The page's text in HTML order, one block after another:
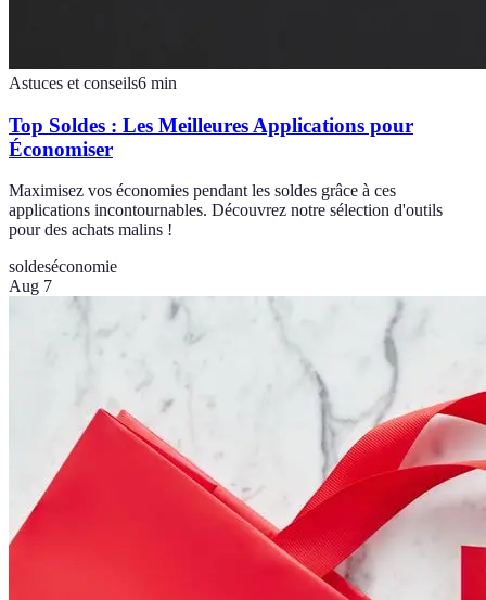
Astuces et conseils6 min
Top Soldes : Les Meilleures Applications pour
Économiser
Maximisez vos économies pendant les soldes grâce à ces
applications incontournables. Découvrez notre sélection d'outils
pour des achats malins !
soldeséconomie
Aug 7